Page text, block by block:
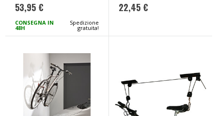
53,95 €
CONSEGNA IN
48H
Spedizione
gratuita!
22,45 €